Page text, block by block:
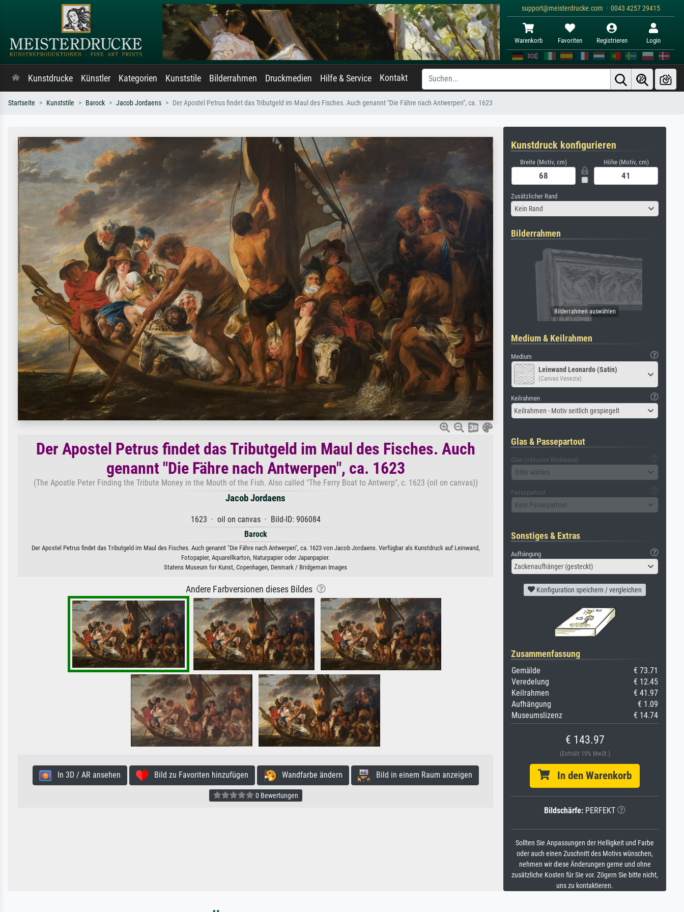
support@meisterdrucke.com · 0043 4257 29415
Warenkorb Favoriten Registrieren Login
Kunstdrucke Künstler Kategorien Kunststile Bilderrahmen Druckmedien Hilfe & Service Kontakt
Startseite Kunststile Barock Jacob Jordaens Der Apostel Petrus findet das Tributgeld im Maul des Fisches. Auch genannt "Die Fähre nach Antwerpen", ca. 1623
Der Apostel Petrus findet das Tributgeld im Maul des Fisches. Auch
genannt "Die Fähre nach Antwerpen", ca. 1623
(The Apostle Peter Finding the Tribute Money in the Mouth of the Fish. Also called "The Ferry Boat to Antwerp", c. 1623 (oil on canvas))
Jacob Jordaens
1623 · oil on canvas · Bild-ID: 906084
Barock
Der Apostel Petrus findet das Tributgeld im Maul des Fisches. Auch genannt "Die Fähre nach Antwerpen", ca. 1623 von Jacob Jordaens. Verfügbar als Kunstdruck auf Leinwand,
Fotopapier, Aquarellkarton, Naturpapier oder Japanpapier.
Statens Museum for Kunst, Copenhagen, Denmark / Bridgeman Images
Andere Farbversionen dieses Bildes
In 3D / AR ansehen Bild zu Favoriten hinzufügen Wandfarbe ändern Bild in einem Raum anzeigen
0 Bewertungen
Kunstdruck konfigurieren
Breite (Motiv, cm) Höhe (Motiv, cm)
Zusätzlicher Rand
Kein Rand
Bilderrahmen
Medium & Keilrahmen
Medium
Leinwand Leonardo (Satin)
(Canvas Venezia)
Keilrahmen
Keilrahmen - Motiv seitlich gespiegelt
Glas & Passepartout
Glas (inklusive Rückwand)
Bitte wählen
Passepartout
Kein Passepartout
Sonstiges & Extras
Aufhängung
Zackenaufhänger (gesteckt)
Konfiguration speichern / vergleichen
Zusammenfassung
Gemälde
€ 73.71
Veredelung
€ 12.45
Keilrahmen
€ 41.97
Aufhängung
€ 1.09
Museumslizenz
€ 14.74
€ 143.97
(Enthält 19% MwSt.)
In den Warenkorb
Bildschärfe: PERFEKT
Sollten Sie Anpassungen der Helligkeit und Farbe
oder auch einen Zuschnitt des Motivs wünschen,
nehmen wir diese Änderungen gerne und ohne
zusätzliche Kosten für Sie vor. Zögern Sie bitte nicht,
uns zu kontaktieren.